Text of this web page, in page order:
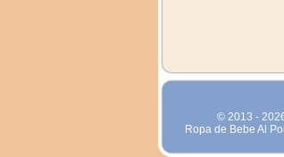
© 2013 -
Ropa de Bebe Al